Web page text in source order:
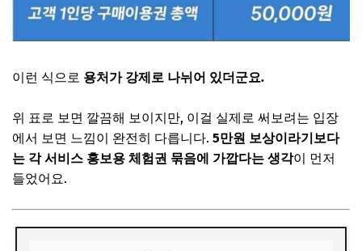
이런 식으로 용처가 강제로 나뉘어 있더군요.
위 표로 보면 깔끔해 보이지만, 이걸 실제로 써보려는 입장
에서 보면 느낌이 완전히 다릅니다. 5만원 보상이라기보다
는 각 서비스 홍보용 체험권 묶음에 가깝다는 생각이 먼저
들었어요.